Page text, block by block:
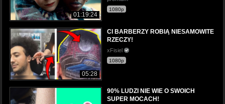
01:19:24
1080p
05:28
CI BARBERZY ROBIĄ NIESAMOWITE
RZECZY!
xFisiel
1080p
90% LUDZI NIE WIE O SWOICH
SUPER MOCACH!